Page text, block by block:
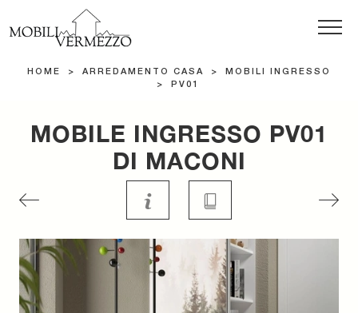
HOME > ARREDAMENTO CASA >
MOBILI INGRESSO
>
PV01
MOBILE INGRESSO PV01
DI MACONI